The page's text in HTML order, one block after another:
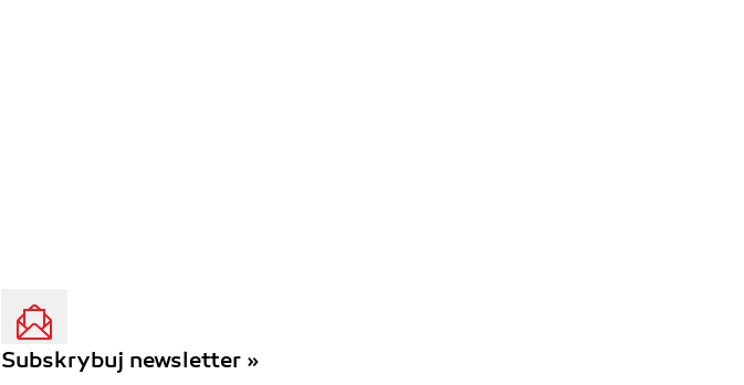
Subskrybuj newsletter »